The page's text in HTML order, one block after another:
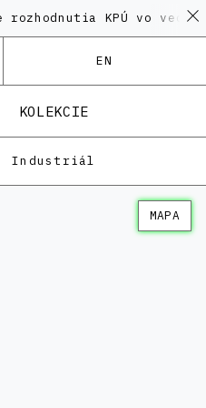
KPÚ vo veci
EN
KOLEKCIE
Industriál
MAPA